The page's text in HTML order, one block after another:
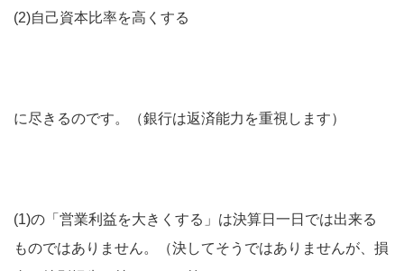
(2)自己資本比率を高くする
に尽きるのです。（銀行は返済能力を重視します）
(1)の「営業利益を大きくする」は決算日一日では出来る
ものではありません。（決してそうではありませんが、損